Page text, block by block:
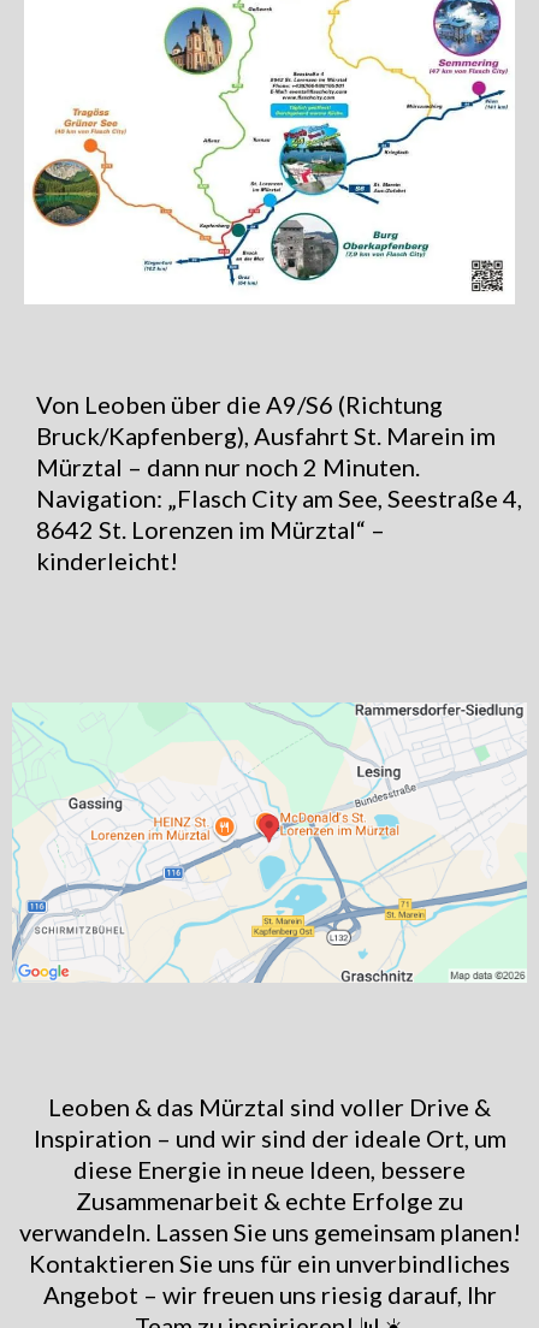
Von Leoben über die A9/S6 (Richtung
Bruck/Kapfenberg), Ausfahrt St. Marein im
Mürztal – dann nur noch 2 Minuten.
Navigation: „Flasch City am See, Seestraße 4,
8642 St. Lorenzen im Mürztal“ –
kinderleicht!
Leoben & das Mürztal sind voller Drive &
Inspiration – und wir sind der ideale Ort, um
diese Energie in neue Ideen, bessere
Zusammenarbeit & echte Erfolge zu
verwandeln. Lassen Sie uns gemeinsam planen!
Kontaktieren Sie uns für ein unverbindliches
Angebot – wir freuen uns riesig darauf, Ihr